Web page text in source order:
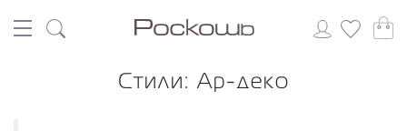
Стили: Ар-деко